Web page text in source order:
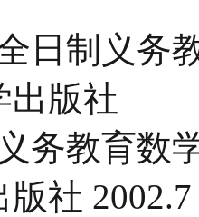
日制义务
出版社
务教育数
社 2002.7